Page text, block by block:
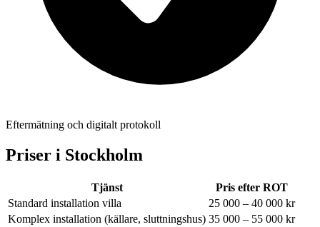
Eftermätning och digitalt protokoll
Priser i Stockholm
Tjänst
Pris efter ROT
Standard installation villa
25 000 – 40 000 kr
Komplex installation (källare, sluttningshus) 35 000 – 55 000 kr